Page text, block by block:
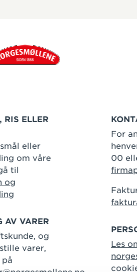
RIS ELLER
eller
om våre
til
og
AV VARER
og
varer,
For
00
Les